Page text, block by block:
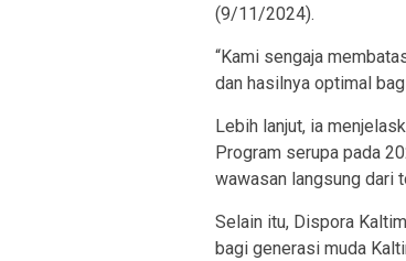
(9/11/2024).
“Kami sengaja
dan hasilnya optimal
Lebih lanjut, ia
Program serupa pada
wawasan langsung dari
Selain itu, Dispora
bagi generasi muda